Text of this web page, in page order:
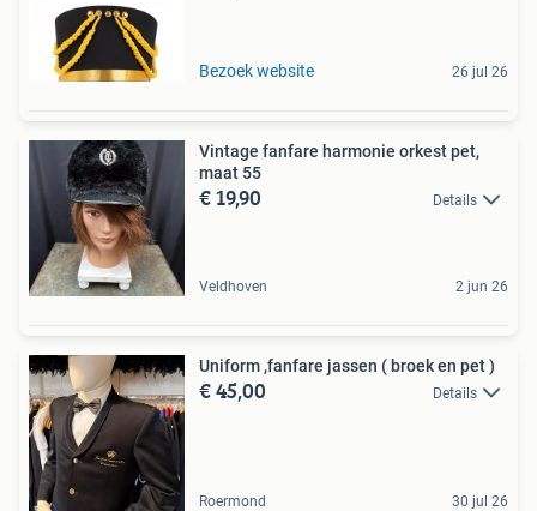
Bezoek website 26 jul 26
Vintage fanfare harmonie orkest pet,
maat 55
€ 19,90 Details
Veldhoven 2 jun 26
Uniform ,fanfare jassen ( broek en pet )
€ 45,00 Details
Roermond 30 jul 26